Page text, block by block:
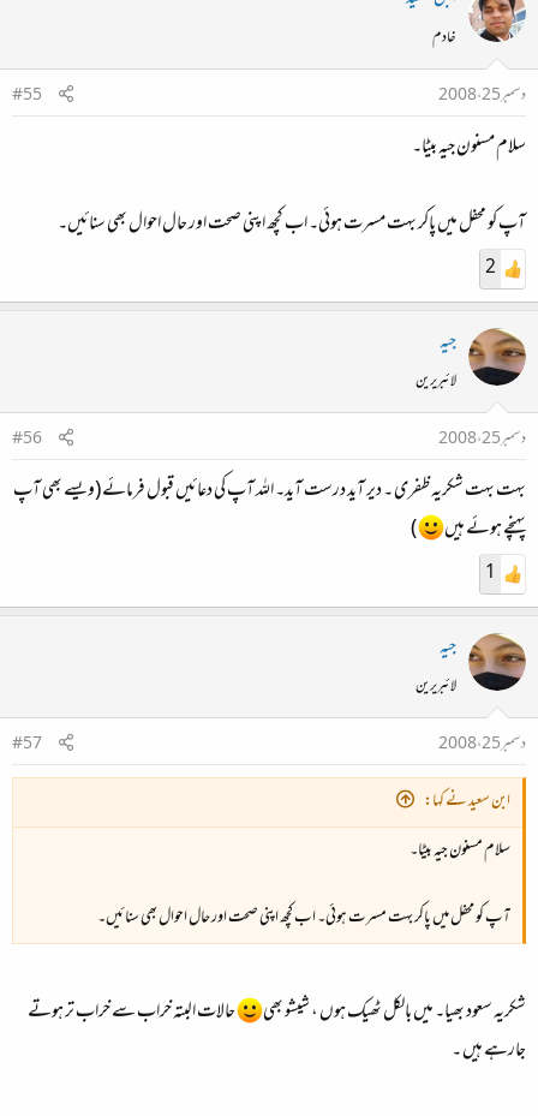
خادم
دسمبر 25، 2008
#55
سلام مسنون جیہ بیٹا۔
آپ کو محفل میں پاکر بہت مسرت ہوئی۔ اب کچھ اپنی صحت اور حال احوال بھی سنائیں۔
2
جیہ
لائبریرین
دسمبر 25، 2008
#56
بہت بہت شکریہ ظفری ۔ دیر آید درست آید۔ اللہ آپ کی دعائیں قبول فرمائے (ویسے بھی آپ
پہنچے ہوئے ہیں
)
1
جیہ
لائبریرین
دسمبر 25، 2008
#57
ابن سعید نے کہا:
سلام مسنون جیہ بیٹا۔
آپ کو محفل میں پاکر بہت مسرت ہوئی۔ اب کچھ اپنی صحت اور حال احوال بھی سنائیں۔
شکریہ سعود بھیا۔ میں بالکل ٹھیک ہوں ، شیشو بھی
حالات البتہ خراب سے خراب تر ہوتے
جارہے ہیں ۔